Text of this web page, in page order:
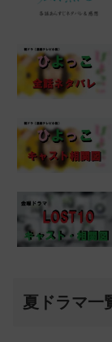
夏ドラマ一